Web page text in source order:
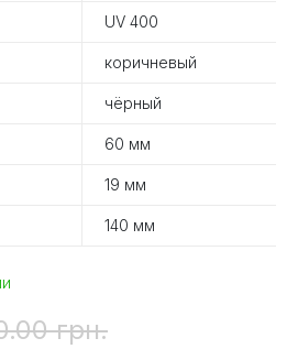
UV 400
коричневый
чёрный
60 мм
19 мм
140 мм
грн.